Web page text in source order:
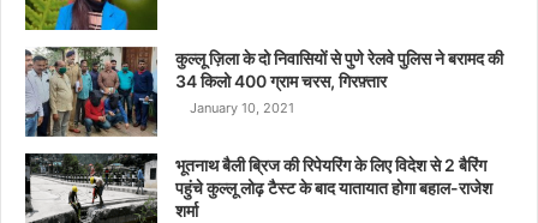
कुल्लू ज़िला के दो निवासियों से पुणे रेलवे पुलिस ने बरामद की
34 किलो 400 ग्राम चरस, गिरफ़्तार
January 10, 2021
भूतनाथ बैली ब्रिज की रिपेयरिंग के लिए विदेश से 2 बैरिंग
पहुंचे कुल्लू लोढ़ टैस्ट के बाद यातायात होगा बहाल-राजेश
शर्मा